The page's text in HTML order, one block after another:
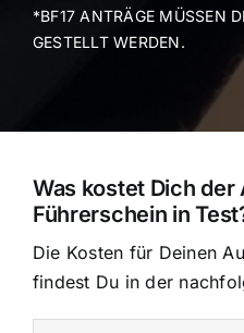
*BF17 ANTRÄGE MÜSSEN
GESTELLT WERDEN.
Was kostet Dich der
Führerschein in
Die Kosten für Deinen
findest Du in der